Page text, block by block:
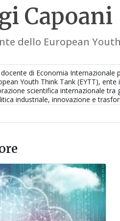
Capoani
dello European
di Economia Internazionale
Youth Think Tank (EYTT),
scientifica internazionale
industriale, innovazione e